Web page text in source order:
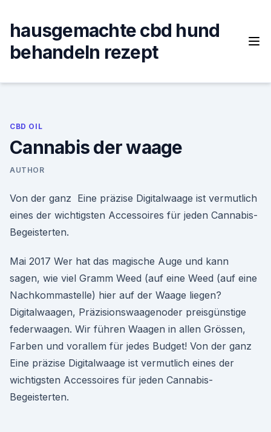
content
hausgemachte cbd hund
behandeln rezept
CBD OIL
Cannabis der waage
AUTHOR
Von der ganz Eine präzise Digitalwaage ist vermutlich
eines der wichtigsten Accessoires für jeden Cannabis-
Begeisterten.
Mai 2017 Wer hat das magische Auge und kann
sagen, wie viel Gramm Weed (auf eine Weed (auf eine
Nachkommastelle) hier auf der Waage liegen?
Digitalwaagen, Präzisionswaagenoder preisgünstige
federwaagen. Wir führen Waagen in allen Grössen,
Farben und vorallem für jedes Budget! Von der ganz
Eine präzise Digitalwaage ist vermutlich eines der
wichtigsten Accessoires für jeden Cannabis-
Begeisterten.